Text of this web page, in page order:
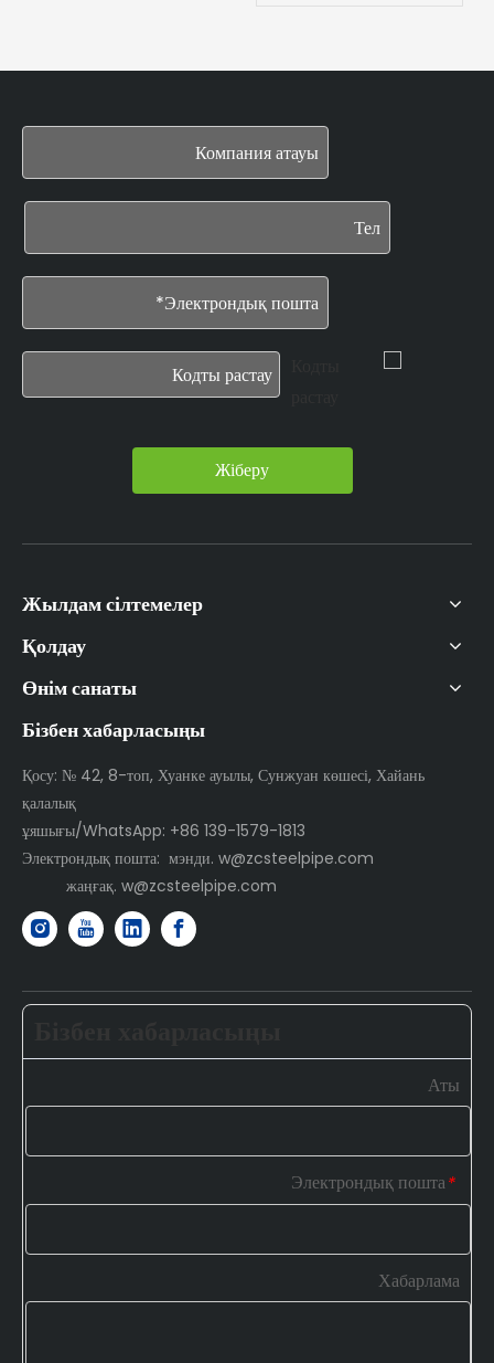
Жіберу
Жылдам сілтемелер
Қолдау
Өнім санаты
Бізбен хабарласыңы
Қосу: № 42, 8-топ, Хуанке ауылы, Сунжуан көшесі, Хайань
қалалық
ұяшығы/WhatsApp: +86 139-1579-1813
Электрондық пошта: мэнди. w@zcsteelpipe.com
жаңғақ. w@zcsteelpipe.com
Аты
*
Электрондық пошта
Хабарлама